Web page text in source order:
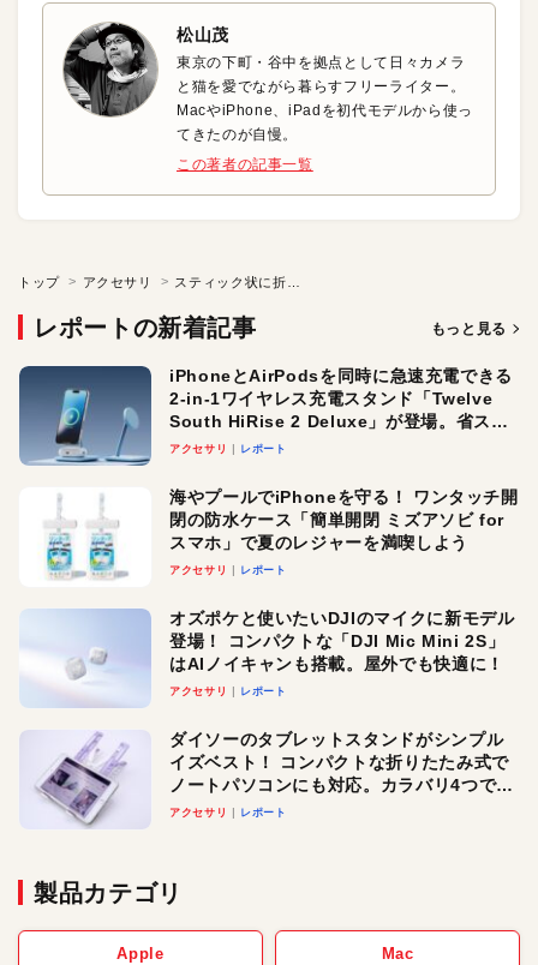
松山茂
東京の下町・谷中を拠点として日々カメラ
と猫を愛でながら暮らすフリーライター。
MacやiPhone、iPadを初代モデルから使っ
てきたのが自慢。
この著者の記事一覧
トップ アクセサリ
レポートの新着記事 もっと見る
iPhoneとAirPodsを同時に急速充電できる
2-in-1ワイヤレス充電スタンド「Twelve
South HiRise 2 Deluxe」が登場。省スペ
ースでおしゃれに充電したい人にオスス
アクセサリ レポート
海やプールでiPhoneを守る！ ワンタッチ開
閉の防水ケース「簡単開閉 ミズアソビ for
スマホ」で夏のレジャーを満喫しよう
アクセサリ レポート
オズポケと使いたいDJIのマイクに新モデル
登場！ コンパクトな「DJI Mic Mini 2S」
はAIノイキャンも搭載。屋外でも快適に！
アクセサリ レポート
ダイソーのタブレットスタンドがシンプル
イズベスト！ コンパクトな折りたたみ式で
ノートパソコンにも対応。カラバリ4つで選
べる楽しさも
アクセサリ レポート
製品カテゴリ
Apple Mac